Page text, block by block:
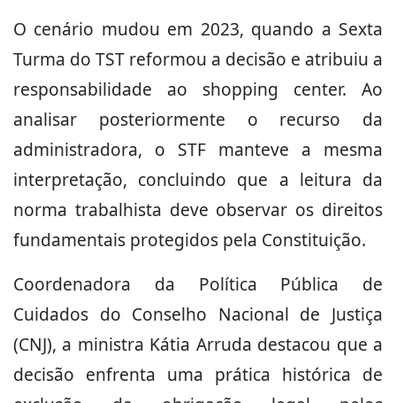
O cenário mudou em 2023, quando a Sexta
Turma do TST reformou a decisão e atribuiu a
responsabilidade ao shopping center. Ao
analisar posteriormente o recurso da
administradora, o STF manteve a mesma
interpretação, concluindo que a leitura da
norma trabalhista deve observar os direitos
fundamentais protegidos pela Constituição.
Coordenadora da Política Pública de
Cuidados do Conselho Nacional de Justiça
(CNJ), a ministra Kátia Arruda destacou que a
decisão enfrenta uma prática histórica de